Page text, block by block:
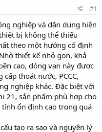
#1
nghiệp và dân dụng hiện
bị không thể thiếu
theo một hướng cố định
thiết kế nhỏ gọn, khả
cao, dòng van này được
thoát nước, PCCC,
nghiệp khác. Đặc biệt với
21, sản phẩm phù hợp cho
ổn định cao trong quá
tạo ra sao và nguyên lý